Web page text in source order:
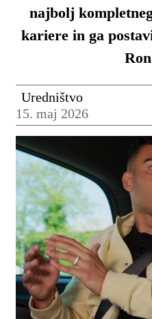
najbolj
kariere in ga
Uredništvo
15. maj 2026